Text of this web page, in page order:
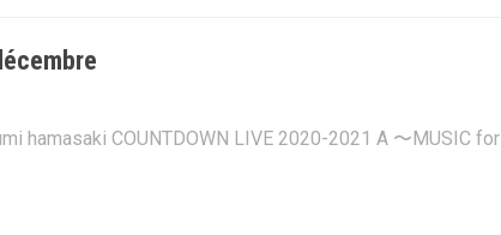
hamasaki COUNTDOWN LIVE 2020-2021 A 〜MUSIC for